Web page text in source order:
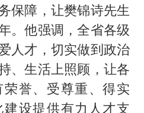
保障，让樊锦诗先生
。他强调，全省各级
人才，切实做到政治
、生活上照顾，让各
誉、受尊重、得实
设提供有力人才支